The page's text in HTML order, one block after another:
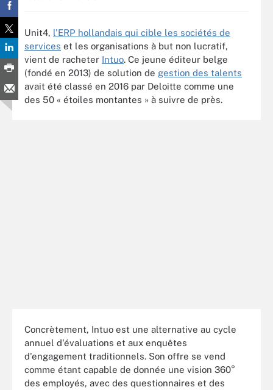
Unit4, l'ERP hollandais qui cible les sociétés de
services et les organisations à but non lucratif,
vient de racheter Intuo. Ce jeune éditeur belge
(fondé en 2013) de solution de gestion des talents
avait été classé en 2016 par Deloitte comme une
des 50 « étoiles montantes » à suivre de près.
Concrètement, Intuo est une alternative au cycle
annuel d'évaluations et aux enquêtes
d'engagement traditionnels. Son offre se vend
comme étant capable de donnée une vision 360°
des employés, avec des questionnaires et des